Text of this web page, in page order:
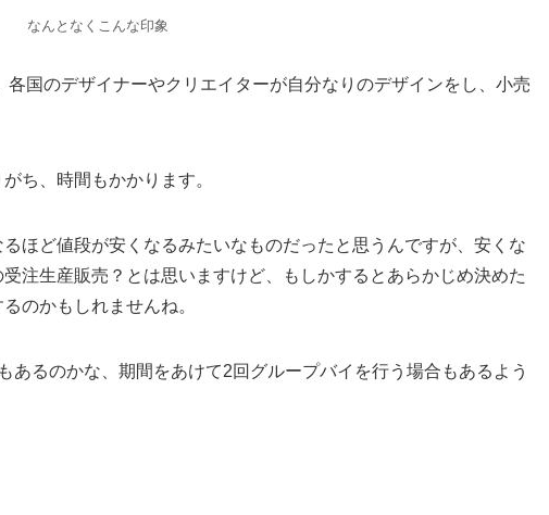
なんとなくこんな印象
国のデザイナーやクリエイターが自分なりのデザインをし、小売
ち、時間もかかります。
ほど値段が安くなるみたいなものだったと思うんですが、安くな
注生産販売？とは思いますけど、もしかするとあらかじめ決めた
のかもしれませんね。
あるのかな、期間をあけて2回グループバイを行う場合もあるよう